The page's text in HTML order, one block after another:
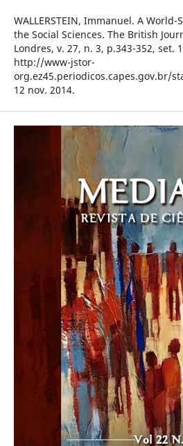
WALLERSTEIN, Immanuel. A World-
the Social Sciences. The British
Londres, v. 27, n. 3, p.343-352, set.
http://www-jstor-
org.ez45.periodicos.capes.gov.br/
12 nov. 2014.